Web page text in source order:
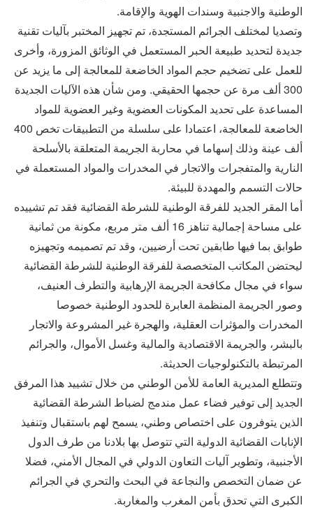
الوطنية والاجنبية وسندات الهوية والإقامة.
وتصديا لمختلف الجرائم المستجدة، تم تجهيز المختبر بآليات تقنية
جديدة لتحديد طبيعة الحبر المستعمل في الوثائق المزورة، وأخرى
للعمل على تضخيم حجم المواد الخاضعة للمعالجة إلى ما يزيد عن
300 ألف مرة عن حجمها الحقيقي. ومن شأن هذه الآليات الجديدة
المساعدة على تحديد المكونات العضوية وغير العضوية للمواد
الخاضعة للمعالجة، اعتمادا على سلسلة من التطبيقات تخص 400
ألف عينة وذلك إسهاما في محاربة الجريمة المتعلقة بالأسلحة
النارية والمتفجرات والاتجار في المخدرات والمواد المستعملة في
حالات التسمم والمهددة للبيئة.
أما المقر الجديد للفرقة الوطنية للشرطة القضائية فقد تم تشييده
على مساحة إجمالية تناهز 16 ألف متر مربع، مكونة من ثمانية
طوابق بما فيها طابقين تحت أرضيين، وقد تم تصميمه وتجهيزه
ليحتضن المكاتب المتخصصة للفرقة الوطنية للشرطة القضائية
سواء في مجال مكافحة الجريمة الإرهابية والتطرف العنيف،
وصور الجريمة المنظمة العابرة للحدود الوطنية خصوصا
المخدرات والمؤثرات العقلية، والهجرة غير المشروعة والاتجار
بالبشر، والجريمة الاقتصادية والمالية وغسل الأموال، والجرائم
المرتبطة بالتكنولوجيات الحديثة.
وتتطلع المديرية العامة للأمن الوطني من خلال تشييد هذا المرفق
الجديد إلى توفير فضاء عمل مندمج لضباط الشرطة القضائية
الذين يتوفرون على اختصاص وطني، يسمح لهم باستقبال وتنفيذ
الإنابات القضائية الدولية التي تتوصل بها بلادنا من طرف الدول
الأجنبية، وتطوير آليات التعاون الدولي في المجال الأمني، فضلا
عن ضمان التخصص والنجاعة في البحث والتحري في الجرائم
الكبرى التي تحدق بأمن المغرب والمغاربة.